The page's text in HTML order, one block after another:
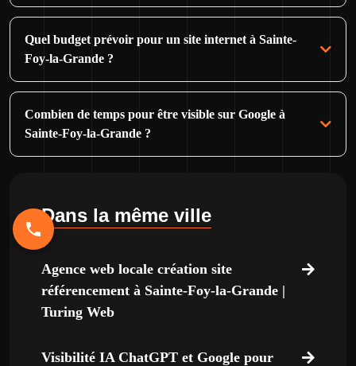
Quel budget prévoir pour un site internet à Sainte-
Foy-la-Grande ?
Combien de temps pour être visible sur Google à
Sainte-Foy-la-Grande ?
Dans la même ville
Agence web locale création site
référencement à Sainte-Foy-la-Grande |
Turing Web
Visibilité IA ChatGPT et Google pour